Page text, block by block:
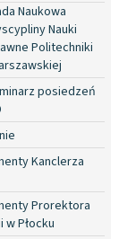
Naukowa
Nauki
Politechniki
posiedzeń
Kanclerza
Prorektora
w Płocku